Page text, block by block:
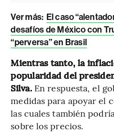
Ver más: El caso
desafíos de México con
“perversa” en Brasil
Mientras tanto, la
popularidad del
Silva. En respuesta, el
medidas para apoyar el
las cuales también
sobre los precios.